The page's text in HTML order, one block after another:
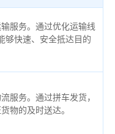
服务。通过优化运输线
够快速、安全抵达目的
服务。通过拼车发货，
物的及时送达。